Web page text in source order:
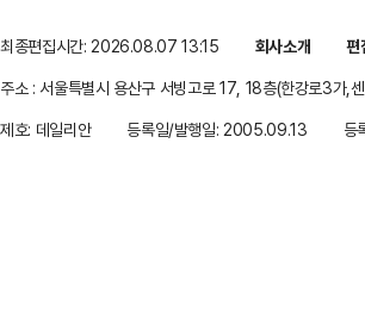
최종편집시간: 2026.08.07 13:15 회사소개 편
주소 : 서울특별시 용산구 서빙고로 17, 18층(한강로3가,
제호: 데일리안
등록일/발행일: 2005.09.13 등